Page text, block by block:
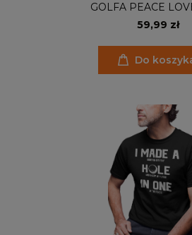
GOLFA PEACE
59,99 zł
Do